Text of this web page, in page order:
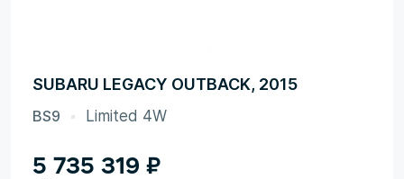
SUBARU LEGACY OUTBACK, 2015
BS9 Limited 4W
5 735 319 ₽